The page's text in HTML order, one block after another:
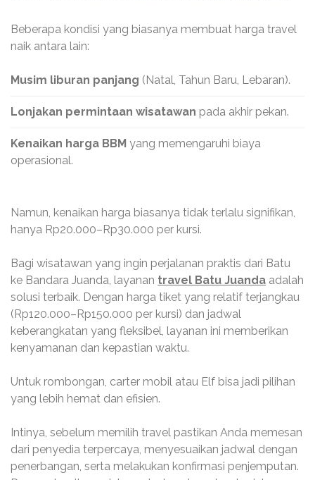
Beberapa kondisi yang biasanya membuat harga travel
naik antara lain:
Musim liburan panjang (Natal, Tahun Baru, Lebaran).
Lonjakan permintaan wisatawan pada akhir pekan.
Kenaikan harga BBM yang memengaruhi biaya
operasional.
Namun, kenaikan harga biasanya tidak terlalu signifikan,
hanya Rp20.000–Rp30.000 per kursi.
Bagi wisatawan yang ingin perjalanan praktis dari Batu
ke Bandara Juanda, layanan travel Batu Juanda adalah
solusi terbaik. Dengan harga tiket yang relatif terjangkau
(Rp120.000–Rp150.000 per kursi) dan jadwal
keberangkatan yang fleksibel, layanan ini memberikan
kenyamanan dan kepastian waktu.
Untuk rombongan, carter mobil atau Elf bisa jadi pilihan
yang lebih hemat dan efisien.
Intinya, sebelum memilih travel pastikan Anda memesan
dari penyedia terpercaya, menyesuaikan jadwal dengan
penerbangan, serta melakukan konfirmasi penjemputan.